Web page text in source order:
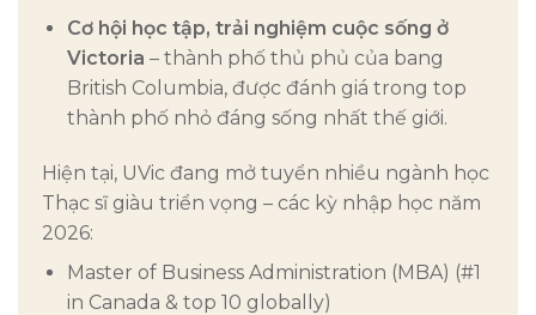
Cơ hội học tập, trải nghiệm cuộc sống ở
Victoria – thành phố thủ phủ của bang
British Columbia, được đánh giá trong top
thành phố nhỏ đáng sống nhất thế giới.
Hiện tại, UVic đang mở tuyển nhiều ngành học
Thạc sĩ giàu triển vọng – các kỳ nhập học năm
2026:
Master of Business Administration (MBA) (#1
in Canada & top 10 globally)